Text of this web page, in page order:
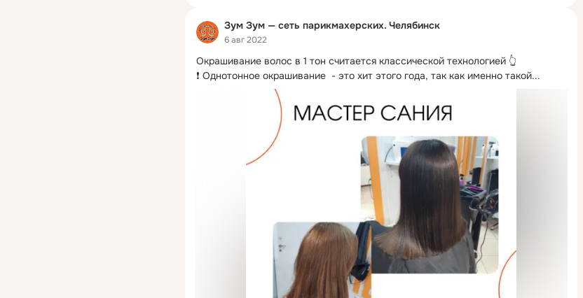
Зум Зум — сеть парикмахерских. Челябинск
6 авг 2022
Окрашивание волос в 1 тон считается классической технологией 👆
❗️ Однотонное окрашивание  - это хит этого года, так как именно такой...